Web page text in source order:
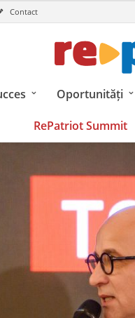
Contact
Oportunități
RePatriot Summit